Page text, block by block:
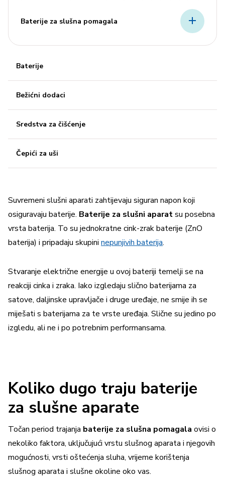
Baterije
Bežićni dodaci
Sredstva za čišćenje
Čepići za uši
Baterije za slušna pomagala
Suvremeni slušni aparati zahtijevaju siguran napon koji
osiguravaju baterije. Baterije za slušni aparatsu posebna
vrsta baterija. To su jednokratne cink-zrak baterije (ZnO
baterija) i pripadaju skupini nepunjivih baterija.
Stvaranje električne energije u ovoj bateriji temelji se na
reakciji cinka i zraka. Iako izgledaju slično baterijama za
satove, daljinske upravljače i druge uređaje, ne smije ih se
miješati s baterijama za te vrste uređaja. Slične su jedino po
izgledu, ali ne i po potrebnim performansama.
Koliko dugo traju baterije
za slušne aparate
Točan period trajanja baterije za slušna pomagala ovisi o
nekoliko faktora, uključujući vrstu slušnog aparata i njegovih
mogućnosti, vrsti oštećenja sluha, vrijeme korištenja
slušnog aparata i slušne okoline oko vas.